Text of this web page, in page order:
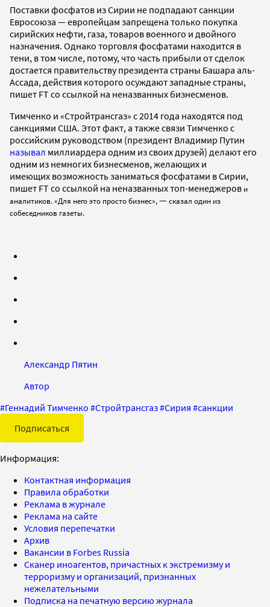
Поставки фосфатов из Сирии не подпадают санкции
Евросоюза — европейцам запрещена только покупка
сирийских нефти, газа, товаров военного и двойного
назначения. Однако торговля фосфатами находится в
тени, в том числе, потому, что часть прибыли от сделок
достается правительству президента страны Башара аль-
Ассада, действия которого осуждают западные страны,
пишет FT со ссылкой на неназванных бизнесменов.
Тимченко и «Стройтрансгаз» с 2014 года находятся под
санкциями США. Этот факт, а также связи Тимченко с
российским руководством (президент Владимир Путин
называл миллиардера одним из своих друзей) делают его
одним из немногих бизнесменов, желающих и
имеющих возможность заниматься фосфатами в Сирии,
пишет FT со ссылкой на неназванных топ-менеджеров и
аналитиков. «Для него это просто бизнес»,—сказал один из
собеседников газеты.
Александр Пятин
Автор
#Геннадий Тимченко #Стройтрансгаз#Сирия #санкции
Подписаться
Информация:
Контактная информация
Правила обработки
Реклама в журнале
Реклама на сайте
Условия перепечатки
Архив
Вакансии в Forbes Russia
Сканер иноагентов, причастных к экстремизму и
терроризму и организаций, признанных
нежелательными
Подписка на печатную версию журнала